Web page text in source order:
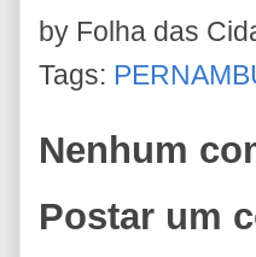
by Folha das
Tags:
Nenhum
Postar um